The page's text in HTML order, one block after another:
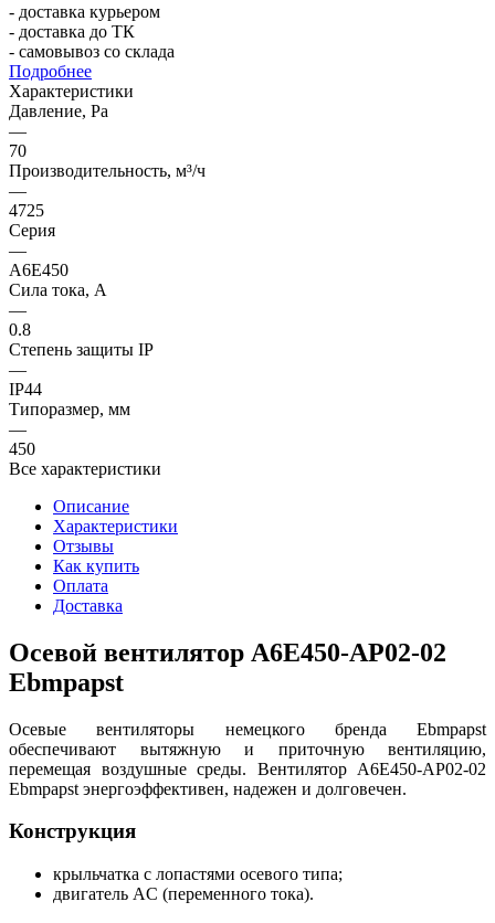
- доставка курьером
- доставка до ТК
- самовывоз со склада
Подробнее
Характеристики
Давление, Pa
—
70
Производительность, м³/ч
—
4725
Серия
—
A6E450
Сила тока, А
—
0.8
Степень защиты IP
—
IP44
Типоразмер, мм
—
450
Все характеристики
Описание
Характеристики
Отзывы
Как купить
Оплата
Доставка
Осевой вентилятор A6E450-AP02-02
Ebmpapst
Осевые вентиляторы немецкого бренда Ebmpapst
обеспечивают вытяжную и приточную вентиляцию,
перемещая воздушные среды. Вентилятор A6E450-AP02-02
Ebmpapst энергоэффективен, надежен и долговечен.
Конструкция
крыльчатка с лопастями осевого типа;
двигатель AC (переменного тока).